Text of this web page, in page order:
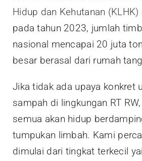
Hidup dan Kehutanan (KLHK)
pada tahun 2023, jumlah
nasional mencapai 20 juta
besar berasal dari rumah
Jika tidak ada upaya konkret
sampah di lingkungan RT
semua akan hidup
tumpukan limbah. Kami
dimulai dari tingkat terkecil